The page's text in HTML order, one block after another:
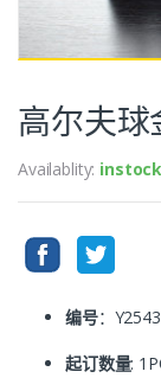
高尔夫球
Availablity: instock
编号：Y2543
起订数量: